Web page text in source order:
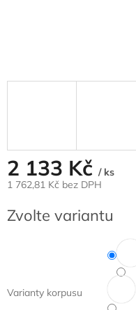
2 133 Kč / ks
1 762,81 Kč bez DPH
cena:
Zvolte variantu
Varianty korpusu